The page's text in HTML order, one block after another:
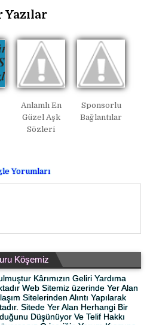
Yazılar
Anlamlı En
Güzel Aşk
Sözleri
Sponsorlu
Bağlantılar
Yorumları
Köşemiz
Kârımızın Geliri Yardıma
Web Sitemiz üzerinde Yer Alan
Sitelerinden Alıntı Yapılarak
Sitede Yer Alan Herhangi Bir
Düşünüyor Ve Telif Hakkı